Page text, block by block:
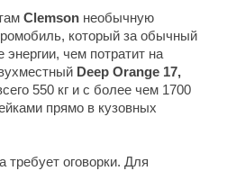
Clemson необычную
который за обычный
чем потратит на
Deep Orange 17,
550 кг и с более чем 1700
прямо в кузовных
оговорки. Для